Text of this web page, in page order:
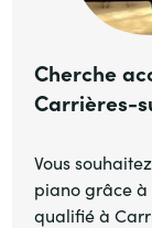
Cherche
Carrières-
Vous
piano grâce
qualifié à